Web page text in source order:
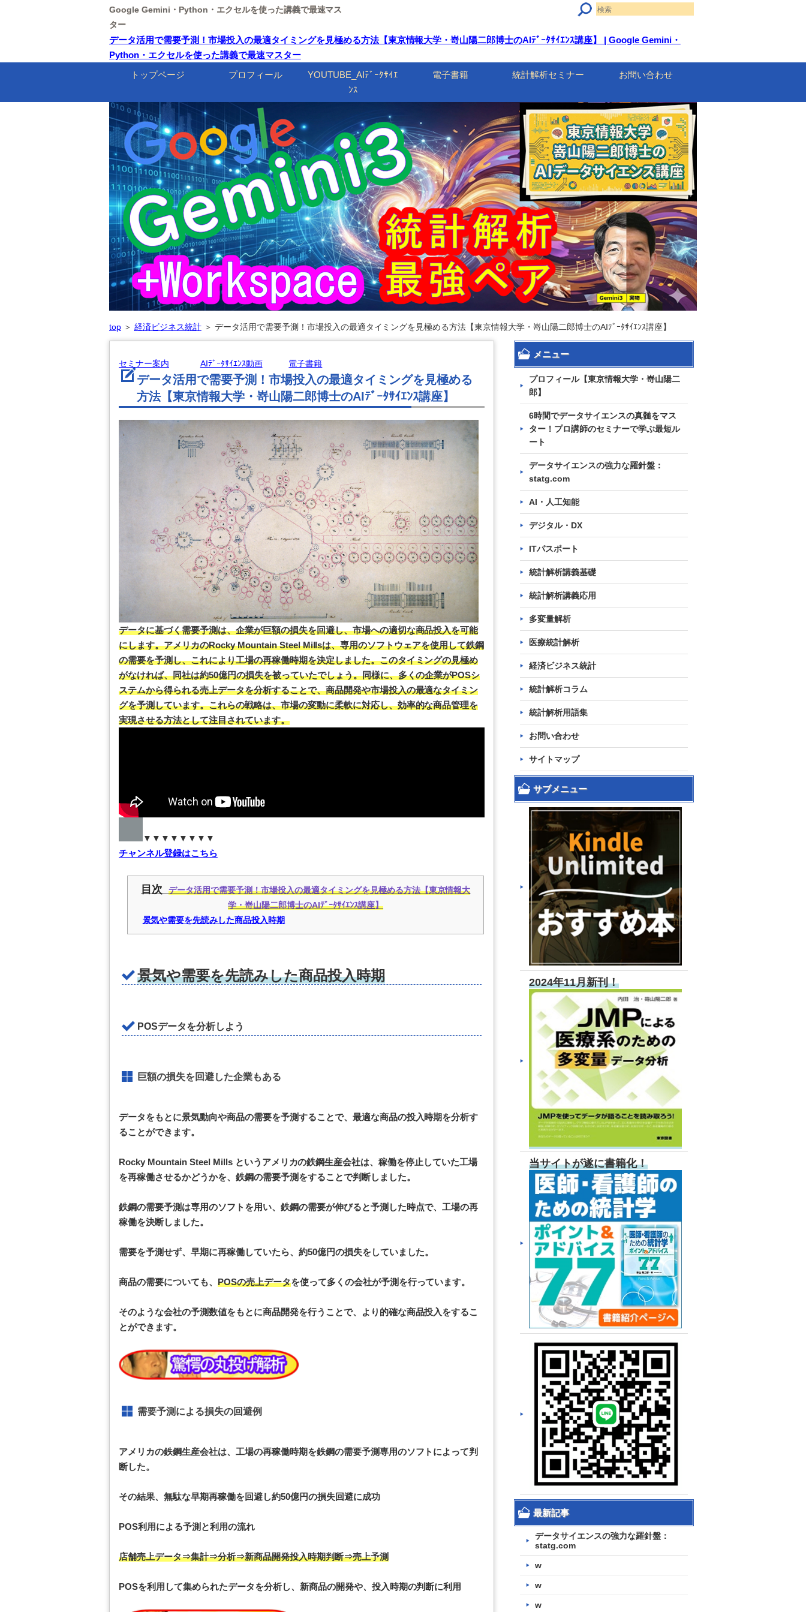
Google Gemini・Python・エクセルを使った講義で最速マス
ター
データ活用で需要予測！市場投入の最適タイミングを見極める方法【東京情報大学・嵜山陽二郎博士のAIﾃﾞｰﾀｻｲｴﾝｽ講座】 | Google Gemini・
Python・エクセルを使った講義で最速マスター
トップページ
プロフィール
YOUTUBE_AIﾃﾞｰﾀｻｲｴ
ﾝｽ
電子書籍 統計解析セミナー お問い合わせ
top＞ 経済ビジネス統計＞ データ活用で需要予測！市場投入の最適タイミングを見極める方法【東京情報大学・嵜山陽二郎博士のAIﾃﾞｰﾀｻｲｴﾝｽ講座】
セミナー案内 AIﾃﾞｰﾀｻｲｴﾝｽ動画 電子書籍
データ活用で需要予測！市場投入の最適タイミングを見極める
方法【東京情報大学・嵜山陽二郎博士のAIﾃﾞｰﾀｻｲｴﾝｽ講座】
データに基づく需要予測は、企業が巨額の損失を回避し、市場への適切な商品投入を可能
にします。アメリカのRocky Mountain Steel Millsは、専用のソフトウェアを使用して鉄鋼
の需要を予測し、これにより工場の再稼働時期を決定しました。このタイミングの見極め
がなければ、同社は約50億円の損失を被っていたでしょう。同様に、多くの企業がPOSシ
ステムから得られる売上データを分析することで、商品開発や市場投入の最適なタイミン
グを予測しています。これらの戦略は、市場の変動に柔軟に対応し、効率的な商品管理を
実現させる方法として注目されています。
▼▼▼▼▼▼▼▼
チャンネル登録はこちら
目次
データ活用で需要予測！市場投入の最適タイミングを見極める方法【東京情報大
学・嵜山陽二郎博士のAIﾃﾞｰﾀｻｲｴﾝｽ講座】
景気や需要を先読みした商品投入時期
景気や需要を先読みした商品投入時期
POSデータを分析しよう
巨額の損失を回避した企業もある
データをもとに景気動向や商品の需要を予測することで、最適な商品の投入時期を分析す
ることができます。
Rocky Mountain Steel Mills というアメリカの鉄鋼生産会社は、稼働を停止していた工場
を再稼働させるかどうかを、鉄鋼の需要予測をすることで判断しました。
鉄鋼の需要予測は専用のソフトを用い、鉄鋼の需要が伸びると予測した時点で、工場の再
稼働を決断しました。
需要を予測せず、早期に再稼働していたら、約50億円の損失をしていました。
商品の需要についても、 POSの売上データを使って多くの会社が予測を行っています。
そのような会社の予測数値をもとに商品開発を行うことで、より的確な商品投入をするこ
とができます。
需要予測による損失の回避例
アメリカの鉄鋼生産会社は、工場の再稼働時期を鉄鋼の需要予測専用のソフトによって判
断した。
その結果、無駄な早期再稼働を回避し約50億円の損失回避に成功
POS利用による予測と利用の流れ
店舗売上データ⇒集計⇒分析⇒新商品開発投入時期判断⇒売上予測
POSを利用して集められたデータを分析し、新商品の開発や、投入時期の判断に利用
メニュー
プロフィール【東京情報大学・嵜山陽二
郎】
6時間でデータサイエンスの真髄をマス
ター！プロ講師のセミナーで学ぶ最短ル
ート
データサイエンスの強力な羅針盤：
statg.com
AI・人工知能
デジタル・DX
ITパスポート
統計解析講義基礎
統計解析講義応用
多変量解析
医療統計解析
経済ビジネス統計
統計解析コラム
統計解析用語集
お問い合わせ
サイトマップ
サブメニュー
2024年11月新刊！
当サイトが遂に書籍化！
最新記事
データサイエンスの強力な羅針盤：
statg.com
w
w
w